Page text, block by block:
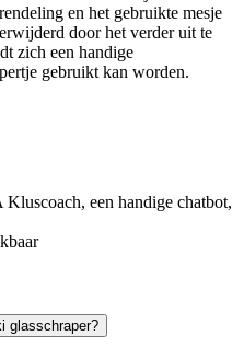
en het gebruikte mesje
door het verder uit te
zich een handige
gebruikt kan worden.
een handige chatbot,
glasschraper?